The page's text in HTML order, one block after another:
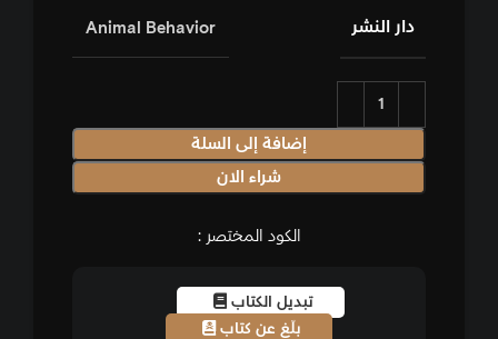
دار النشر Animal Behavior
إضافة إلى السلة
شراء الان
الكود المختصر :
تبديل الكتاب
بلّغ عن كتاب